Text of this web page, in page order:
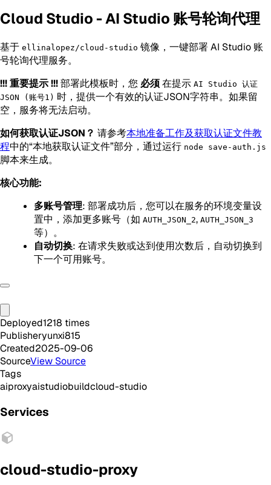
Cloud Studio - AI Studio 账号轮询代理
基于 ellinalopez/cloud-studio 镜像，一键部署 AI Studio 账
号轮询代理服务。
!!! 重要提示 !!!部署此模板时，您 必须在提示 AI Studio 认证
JSON (账号1) 时，提供一个有效的认证JSON字符串。如果留
空，服务将无法启动。
如何获取认证JSON？ 请参考本地准备工作及获取认证文件教
程中的“本地获取认证文件”部分，通过运行 node save-auth.js
脚本来生成。
核心功能:
多账号管理: 部署成功后，您可以在服务的环境变量设
置中，添加更多账号（如 AUTH_JSON_2, AUTH_JSON_3
等）。
自动切换: 在请求失败或达到使用次数后，自动切换到
下一个可用账号。
Deployed1218 times
Publisheryunxi815
Created2025-09-06
SourceView Source
Tags
aiproxyaistudiobuildcloud-studio
Services
cloud-studio-proxy